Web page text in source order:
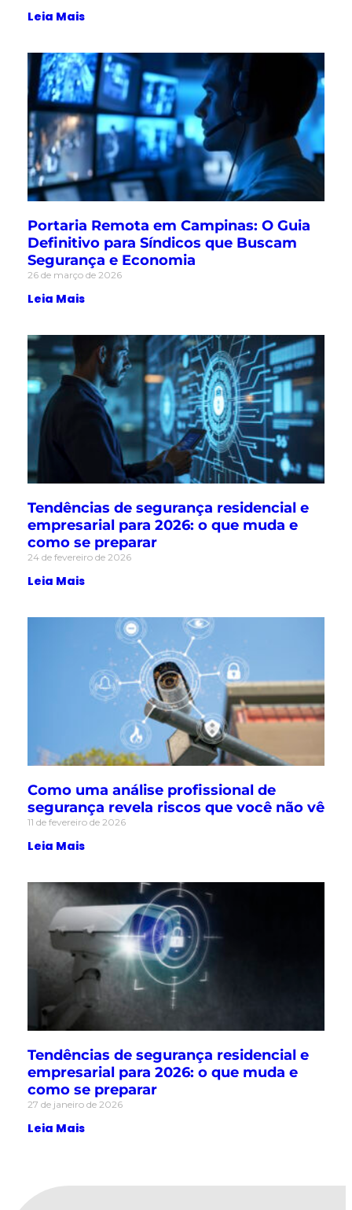
Leia Mais
Portaria Remota em Campinas: O Guia
Definitivo para Síndicos que Buscam
Segurança e Economia
26 de março de 2026
Leia Mais
Tendências de segurança residencial e
empresarial para 2026: o que muda e
como se preparar
24 de fevereiro de 2026
Leia Mais
Como uma análise profissional de
segurança revela riscos que você não vê
11 de fevereiro de 2026
Leia Mais
Tendências de segurança residencial e
empresarial para 2026: o que muda e
como se preparar
27 de janeiro de 2026
Leia Mais